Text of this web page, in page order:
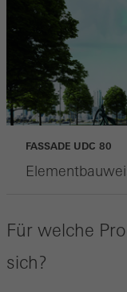
FASSADE UDC 80
Für welche
sich?